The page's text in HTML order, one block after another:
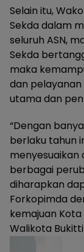
Selain itu,
Sekda dalam
seluruh ASN,
Sekda
maka
dan
utama dan
“Dengan
berlaku tahun
berbagai
diharapkan
Forkopimda
kemajuan
Walikota